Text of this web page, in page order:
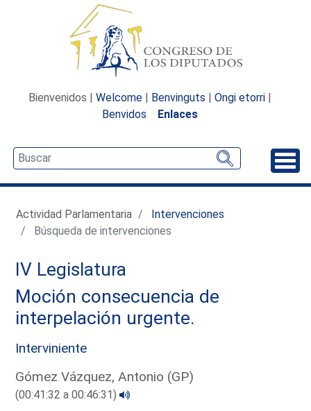
Bienvenidos | Welcome | Benvinguts | Ongi etorri |
Benvidos
Enlaces
Actividad Parlamentaria
Intervenciones
Búsqueda de intervenciones
IV Legislatura
Moción consecuencia de
interpelación urgente.
Interviniente
Gómez Vázquez, Antonio (GP)
(00:41:32 a 00:46:31)